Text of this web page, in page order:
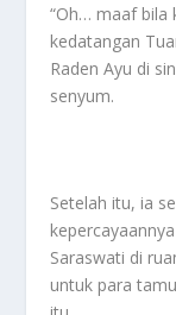
“Oh… maaf bila
kedatangan
Raden Ayu di
senyum.
Setelah itu, ia
Saraswati di
untuk para